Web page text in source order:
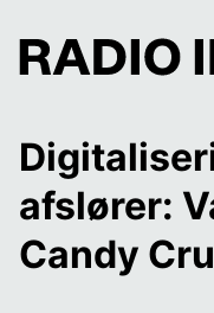
afslører:
Candy